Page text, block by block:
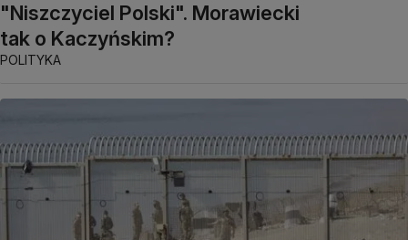
"Niszczyciel Polski". Morawiecki
tak o Kaczyńskim?
POLITYKA